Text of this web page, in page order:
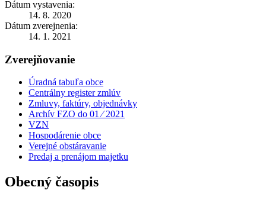
Dátum vystavenia:
14. 8. 2020
Dátum zverejnenia:
14. 1. 2021
Zverejňovanie
Úradná tabuľa obce
Centrálny register zmlúv
Zmluvy, faktúry, objednávky
Archív FZO do 01 ⁄ 2021
VZN
Hospodárenie obce
Verejné obstáravanie
Predaj a prenájom majetku
Obecný časopis